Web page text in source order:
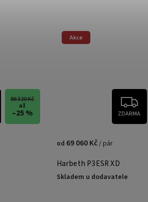
86 320 Kč
až
–25 %
Akce
ZDARMA
Harbeth P3ESR XD
Skladem u dodavatele
od 69 060 Kč/ pár